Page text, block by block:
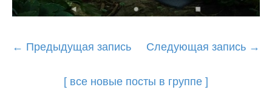
Post
← Предыдущая запись Следующая запись →
[ все новые посты в группе ]